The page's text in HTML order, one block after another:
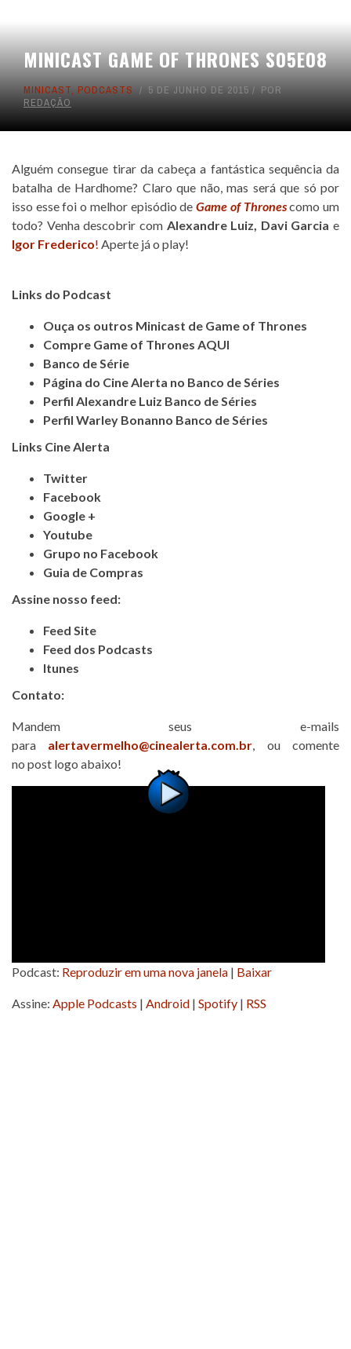
MINICAST GAME OF THRONES S05E08
MINICAST, PODCASTS 5 DE JUNHO DE 2015
POR
REDAÇÃO
Alguém consegue tirar da cabeça a fantástica sequência da
batalha de Hardhome? Claro que não, mas será que só por
isso esse foi o melhor episódio deGame of Thronescomo um
todo? Venha descobrir comAlexandre Luiz, Davi Garcia e
Igor Frederico! Aperte já o play!
Links do Podcast
Ouça os outros Minicast de Game of Thrones
Compre Game of Thrones AQUI
Banco de Série
Página do Cine Alerta no Banco de Séries
Perfil Alexandre Luiz Banco de Séries
Perfil Warley Bonanno Banco de Séries
Links Cine Alerta
Twitter
Facebook
Google +
Youtube
Grupo no Facebook
Guia de Compras
Assine nosso feed:
Feed Site
Feed dos Podcasts
Itunes
Contato:
Mandem seus e-mails
para alertavermelho@cinealerta.com.br, ou comente
no post logo abaixo!
Podcast: Reproduzir em uma nova janela | Baixar
Assine: Apple Podcasts | Android | Spotify | RSS